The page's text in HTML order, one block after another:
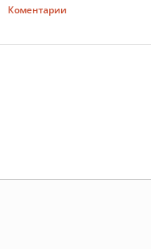
Коментарии